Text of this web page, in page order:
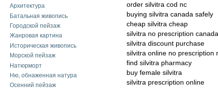
Архитектура
Батальная живопись
Городской пейзаж
Жанровая картина
Историческая живопись
Морской пейзаж
Натюрморт
Ню, обнаженная натура
Осенний пейзаж
order silvitra cod nc
buying silvitra canada safely
cheap silvitra cheap
silvitra no prescription canada
silvitra discount purchase
silvitra online no prescription
find silvitra pharmacy
buy female silvitra
silvitra prescription online